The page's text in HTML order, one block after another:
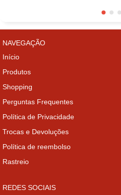
NAVEGAÇÃO
Início
Produtos
Shopping
Perguntas Frequentes
Política de Privacidade
Trocas e Devoluções
Política de reembolso
Rastreio
REDES SOCIAIS